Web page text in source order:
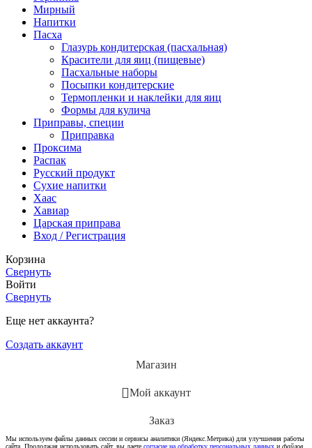
Мирный
Напитки
Пасха
Глазурь кондитерская (пасхальная)
Красители для яиц (пищевые)
Пасхальные наборы
Посыпки кондитерские
Термопленки и наклейки для яиц
Формы для кулича
Приправы, специи
Приправка
Проксима
Распак
Русский продукт
Сухие напитки
Хаас
Хавиар
Царская приправа
Вход / Регистрация
Корзина
Свернуть
Войти
Свернуть
Еще нет аккаунта?
Создать аккаунт
Магазин
Мой аккаунт
Заказ
Мы используем файлы данных сессии и сервисы аналитики (Яндекс.Метрика) для улучшения работы
сайта. Продолжая использовать сайт, вы даете согласие на обработку персональных данных и файлов